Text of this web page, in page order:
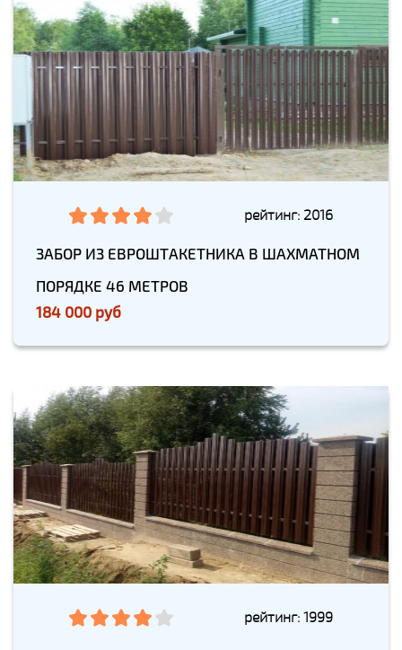
рейтинг: 2016
ЗАБОР ИЗ ЕВРОШТАКЕТНИКА В ШАХМАТНОМ
ПОРЯДКЕ 46 МЕТРОВ
184 000 руб
рейтинг: 1999